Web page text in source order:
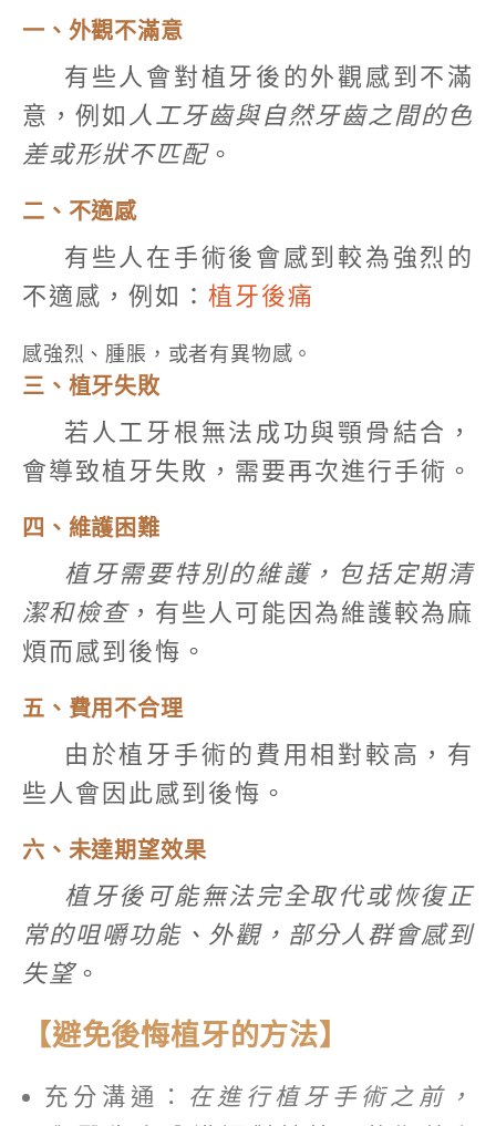
一、外觀不滿意
有些人會對植牙後的外觀感到不滿
意，例如 人工牙齒與自然牙齒之間的色
差或形狀不匹配。
二、不適感
有些人在手術後會感到較為強烈的
不適感，例如： 植牙後痛
感強烈、腫脹，或者有異物感。
三、植牙失敗
若人工牙根無法成功與顎骨結合，
會導致植牙失敗，需要再次進行手術。
四、維護困難
植牙需要特別的維護，包括定期清
潔和檢查，有些人可能因為維護較為麻
煩而感到後悔。
五、費用不合理
由於植牙手術的費用相對較高，有
些人會因此感到後悔。
六、未達期望效果
植牙後可能無法完全取代或恢復正
常的咀嚼功能、外觀，部分人群會感到
失望。
【避免後悔植牙的方法】
充分溝通： 在進行植牙手術之前，